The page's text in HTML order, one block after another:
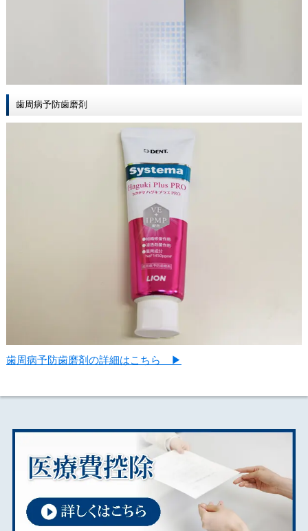
歯周病予防歯磨剤
歯周病予防歯磨剤の詳細はこちら ▶